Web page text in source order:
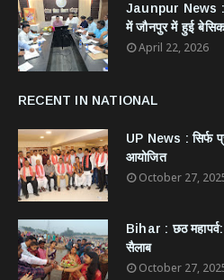
Jaunpur News :
में जौनपुर में हुई बेसिक
April 22, 2026
RECENT IN NATIONAL
UP News : सिर्फ
आयोजित
October 27,
Bihar : छठ
सैलाब
October 27,